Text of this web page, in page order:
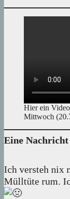
Hier ein Video
Mittwoch
Eine
Ich versteh nix
Mülltüte rum.